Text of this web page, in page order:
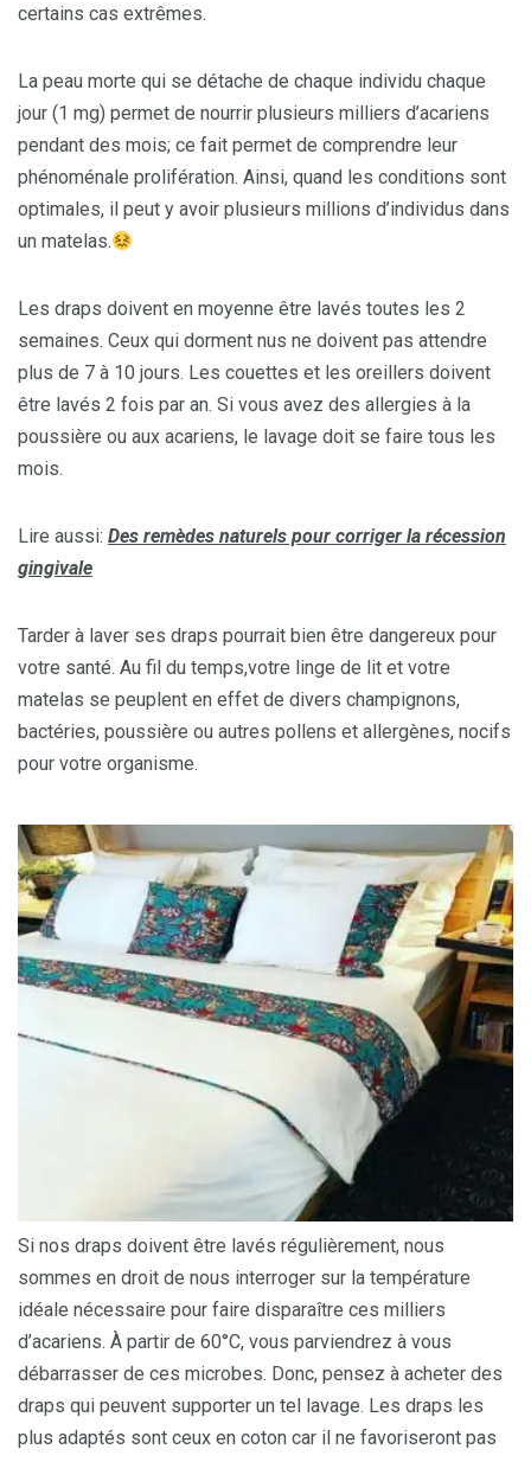
certains cas extrêmes.
La peau morte qui se détache de chaque individu chaque
jour (1 mg) permet de nourrir plusieurs milliers d’acariens
pendant des mois; ce fait permet de comprendre leur
phénoménale prolifération. Ainsi, quand les conditions sont
optimales, il peut y avoir plusieurs millions d’individus dans
un matelas.
Les draps doivent en moyenne être lavés toutes les 2
semaines. Ceux qui dorment nus ne doivent pas attendre
plus de 7 à 10 jours. Les couettes et les oreillers doivent
être lavés 2 fois par an. Si vous avez des allergies à la
poussière ou aux acariens, le lavage doit se faire tous les
mois.
Lire aussi: Des remèdes naturels pour corriger la récession
gingivale
Tarder à laver ses draps pourrait bien être dangereux pour
votre santé. Au fil du temps,votre linge de lit et votre
matelas se peuplent en effet de divers champignons,
bactéries, poussière ou autres pollens et allergènes, nocifs
pour votre organisme.
Si nos draps doivent être lavés régulièrement, nous
sommes en droit de nous interroger sur la température
idéale nécessaire pour faire disparaître ces milliers
d’acariens. À partir de 60°C, vous parviendrez à vous
débarrasser de ces microbes. Donc, pensez à acheter des
draps qui peuvent supporter un tel lavage. Les draps les
plus adaptés sont ceux en coton car il ne favoriseront pas